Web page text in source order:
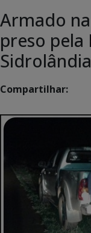
Armado
preso pela
Sidrolândia
Compartilhar: